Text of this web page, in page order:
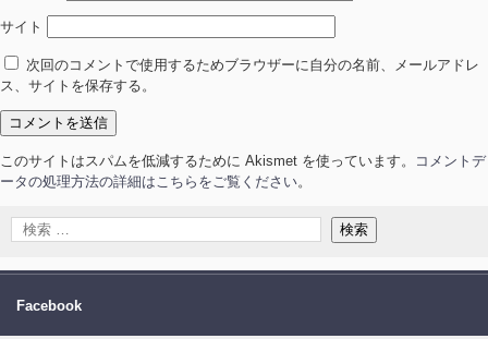
サイト
次回のコメントで使用するためブラウザーに自分の名前、メールアドレ
ス、サイトを保存する。
このサイトはスパムを低減するために Akismet を使っています。
コメントデ
ータの処理方法の詳細はこちらをご覧ください。
Facebook